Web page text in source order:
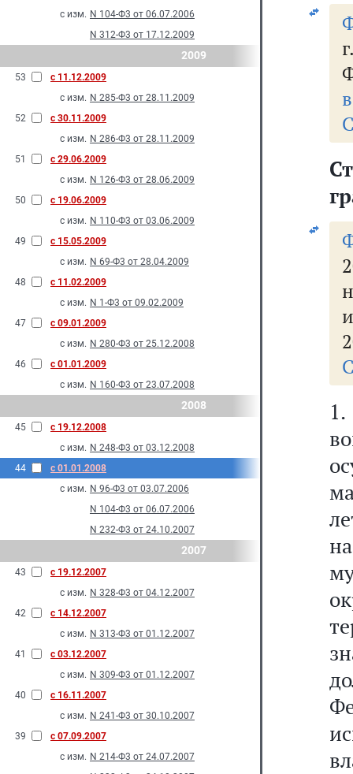
с изм. N 104-Ф3 от 06.07.2006
N 312-Ф3 от 17.12.2009
2009
53
с 11.12.2009
с изм. N 285-Ф3 от 28.11.2009
52
с 30.11.2009
с изм. N 286-Ф3 от 28.11.2009
51
с 29.06.2009
с изм. N 126-Ф3 от 28.06.2009
50
с 19.06.2009
с изм. N 110-Ф3 от 03.06.2009
49
с 15.05.2009
с изм. N 69-Ф3 от 28.04.2009
48
с 11.02.2009
с изм. N 1-Ф3 от 09.02.2009
47
с 09.01.2009
с изм. N 280-Ф3 от 25.12.2008
46
с 01.01.2009
с изм. N 160-Ф3 от 23.07.2008
2008
45
с 19.12.2008
с изм. N 248-Ф3 от 03.12.2008
44
с 01.01.2008
с изм. N 96-Ф3 от 03.07.2006
N 104-Ф3 от 06.07.2006
N 232-Ф3 от 24.10.2007
2007
43
с 19.12.2007
с изм. N 328-Ф3 от 04.12.2007
42
с 14.12.2007
с изм. N 313-Ф3 от 01.12.2007
41
с 03.12.2007
с изм. N 309-Ф3 от 01.12.2007
40
с 16.11.2007
с изм. N 241-Ф3 от 30.10.2007
39
с 07.09.2007
с изм. N 214-Ф3 от 24.07.2007